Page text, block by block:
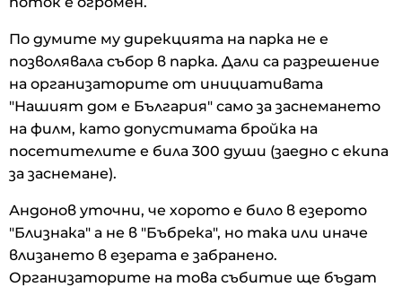
По думите му дирекцията на парка не е
позволявала събор в парка. Дали са разрешение
на организаторите от инициативата
"Нашият дом е България" само за заснемането
на филм, като допустимата бройка на
посетителите е била 300 души (заедно с екипа
за заснемане).
Андонов уточни, че хорото е било в езерото
"Близнака" а не в "Бъбрека", но така или иначе
влизането в езерата е забранено.
Организаторите на това събитие ще бъдат